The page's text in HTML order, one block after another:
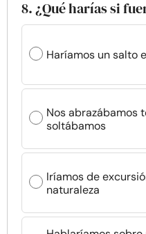
8. ¿Qué harías si
Haríamos un salto
Nos abrazábamos
soltábamos
Iríamos de
naturaleza